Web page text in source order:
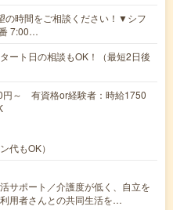
の時間をご相談ください！▼シフ
7:00…
ート日の相談もOK！（最短2日後
円～ 有資格or経験者：時給1750
代もOK）
サポート／介護度が低く、自立を
用者さんとの共同生活を…